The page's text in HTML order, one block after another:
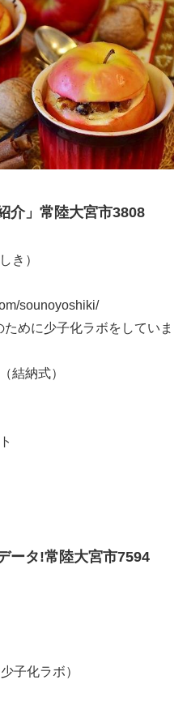
介」常陸大宮市3808
き）
sounoyoshiki/
めに少子化ラボをしていま
結納式）
ータ!常陸大宮市7594
子化ラボ）